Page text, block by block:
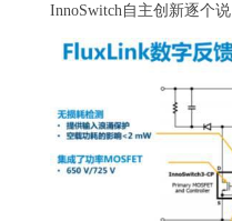
InnoSwitch自主创新逐个说